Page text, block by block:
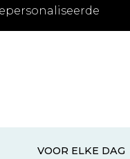
VOOR ELKE DAG